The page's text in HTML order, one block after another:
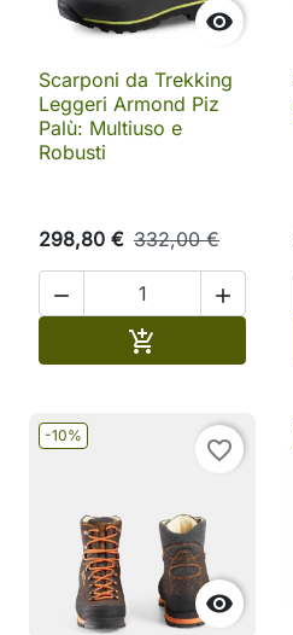

Scarponi da Trekking
Leggeri Armond Piz
Palù: Multiuso e
Robusti
298,80 € 332,00 €
 

-10%

favorite_border